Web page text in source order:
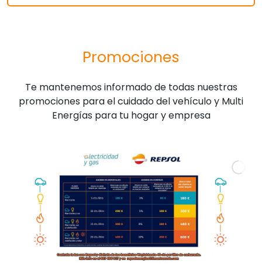
Promociones
Te mantenemos informado de todas nuestras
promociones para el cuidado del vehículo y Multi
Energías para tu hogar y empresa